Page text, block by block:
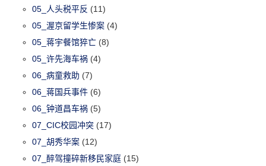
05_人头税平反 (11)
05_渥京留学生惨案 (4)
05_蒋宇餐馆猝亡 (8)
05_许先海车祸 (4)
06_病童救助 (7)
06_蒋国兵事件 (6)
06_钟道昌车祸 (5)
07_CIC校园冲突 (17)
07_胡秀华案 (12)
07_醉驾撞碎新移民家庭 (15)